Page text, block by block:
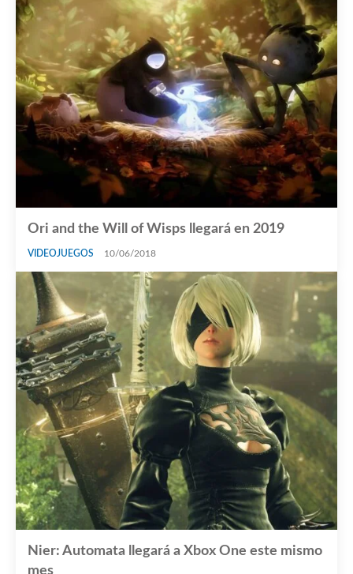
Ori and the Will of Wisps llegará en 2019
VIDEOJUEGOS 10/06/2018
Nier: Automata llegará a Xbox One este mismo
mes